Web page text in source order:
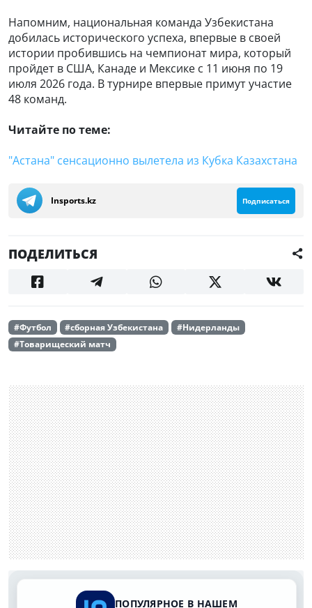
Напомним, национальная команда Узбекистана
добилась исторического успеха, впервые в своей
истории пробившись на чемпионат мира, который
пройдет в США, Канаде и Мексике с 11 июня по 19
июля 2026 года. В турнире впервые примут участие
48 команд.
Читайте по теме:
"Астана" сенсационно вылетела из Кубка Казахстана
Insports.kz Подписаться
ПОДЕЛИТЬСЯ
#Футбол #сборная Узбекистана
#Нидерланды
#Товарищеский матч